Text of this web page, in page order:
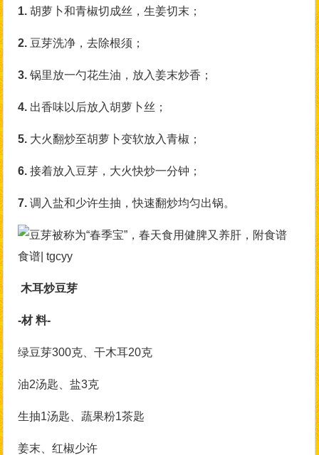
1.胡萝卜和青椒切成丝，生姜切末；
2. 豆芽洗净，去除根须；
3. 锅里放一勺花生油，放入姜末炒香；
4. 出香味以后放入胡萝卜丝；
5. 大火翻炒至胡萝卜变软放入青椒；
6.接着放入豆芽，大火快炒一分钟；
7.调入盐和少许生抽，快速翻炒均匀出锅。
食谱| tgcyy
木耳炒豆芽
-材 料-
绿豆芽300克、干木耳20克
油2汤匙、盐3克
生抽1汤匙、蔬果粉1茶匙
姜末、红椒少许